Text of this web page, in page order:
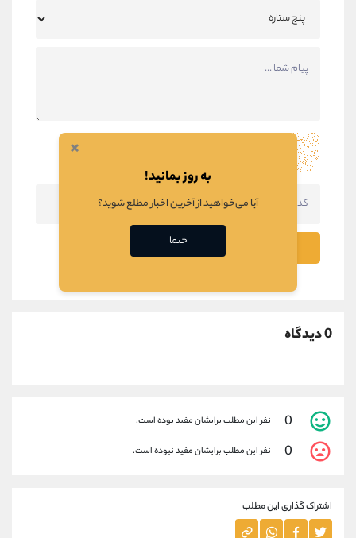
0 دیدگاه
0 نفر این مطلب برایشان مفید بوده است.
0 نفر این مطلب برایشان مفید نبوده است.
اشتراک گذاری این مطلب
×
به روز بمانید!
آیا می‌خواهید از آخرین اخبار مطلع شوید؟
حتما